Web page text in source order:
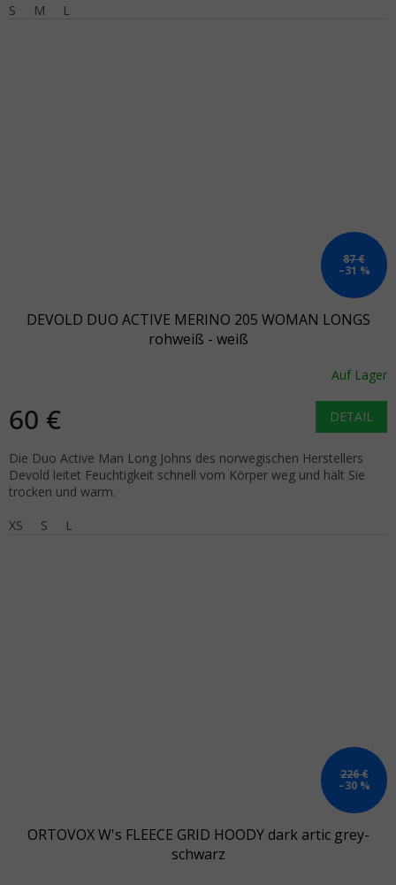
S
M L
87 €
–31 %
DEVOLD DUO ACTIVE MERINO 205 WOMAN LONGS
rohweiß - weiß
Auf Lager
60 € DETAIL
Die Duo Active Man Long Johns des norwegischen Herstellers
Devold leitet Feuchtigkeit schnell vom Körper weg und hält Sie
trocken und warm.
XS
S L
226 €
–30 %
ORTOVOX W's FLEECE GRID HOODY dark artic grey-
schwarz